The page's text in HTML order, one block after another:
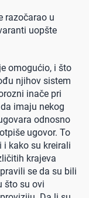
razočarao u
uopšte
omogućio, i što
njihov sistem
inače pri
imaju nekog
odnosno
ugovor. To
i kako su kreirali
krajeva
se da su bili
što su ovi